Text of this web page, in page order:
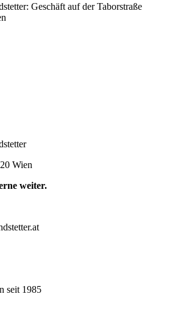
Geschäft auf der Taborstraße
Wien
weiter.
seit 1985